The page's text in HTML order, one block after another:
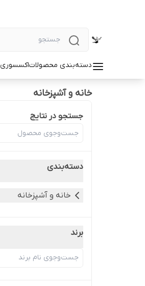
دسته‌بندی محصولاتاکسسوری
خانه و آشپزخانه
جستجو در نتایج
دسته‌بندی
خانه و آشپزخانه
برند